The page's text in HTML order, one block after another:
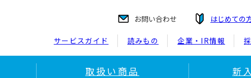
お問い合わせ はじめての
サービスガイド 読みもの 企業・IR情報
取扱い商品 新